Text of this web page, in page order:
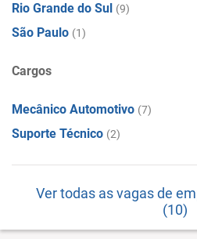
Rio Grande do Sul (9)
São Paulo (1)
Cargos
Mecânico Automotivo (7)
Suporte Técnico (2)
Ver todas as vagas de
(10)